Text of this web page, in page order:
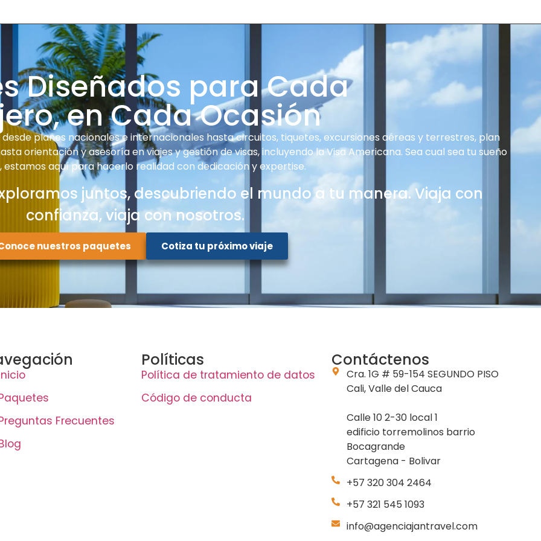
Diseñados para Cada
en Cada Ocasión
planes nacionales e internacionales hasta circuitos, tiquetes, excursiones aéreas y terrestres, plan
orientación y asesoría en viajes y gestión de visas, incluyendo la Visa Americana. Sea cual sea tu sueño
estamos aquí para hacerlo realidad con dedicación y expertise.
juntos, descubriendo el mundo a tu manera. Viaja con
confianza, viaja con nosotros.
nuestros paquetes Cotiza tu próximo viaje
Frecuentes
Políticas
Política de tratamiento de datos
Código de conducta
Contáctenos
Cra. 1G # 59-154 SEGUNDO PISO
Cali, Valle del Cauca
Calle 10 2-30 local 1
edificio torremolinos barrio
Bocagrande
Cartagena - Bolivar
+57 320 304 2464
+57 321 545 1093
info@agenciajantravel.com